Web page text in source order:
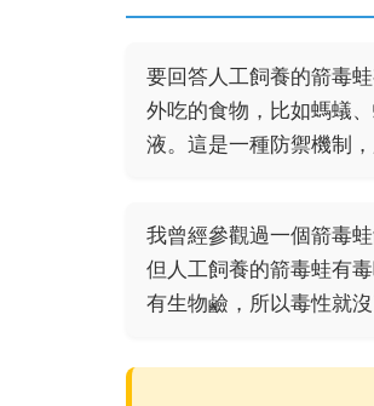
要回答人工飼養的箭毒
外吃的食物，比如螞蟻
液。這是一種防禦機制，
我曾經參觀過一個箭毒
但人工飼養的箭毒蛙有
有生物鹼，所以毒性就